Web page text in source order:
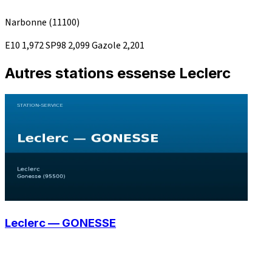
Narbonne (11100)
E10 1,972SP98 2,099Gazole 2,201
Autres stations essense Leclerc
Leclerc — GONESSE